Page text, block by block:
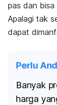
pas dan
Apalagi tak
dapat
Perlu
Banyak
harga